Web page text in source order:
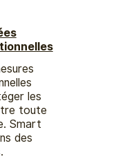
les
toute
Smart
des